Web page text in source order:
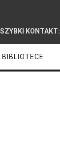
SZYBKI KONTAKT:
BIBLIOTECE